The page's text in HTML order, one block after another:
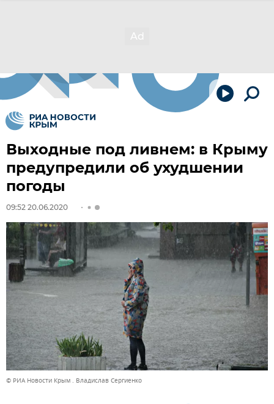
Выходные под ливнем: в Крыму
предупредили об ухудшении
погоды
09:52 20.06.2020
© РИА Новости Крым . Владислав Сергиенко